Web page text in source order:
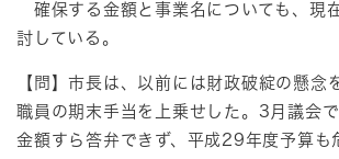
確保する金額と事業名についても、現
討している。
【問】市長は、以前には財政破綻の懸念
職員の期末手当を上乗せした。3月議会
金額すら答弁できず、平成29年度予算も